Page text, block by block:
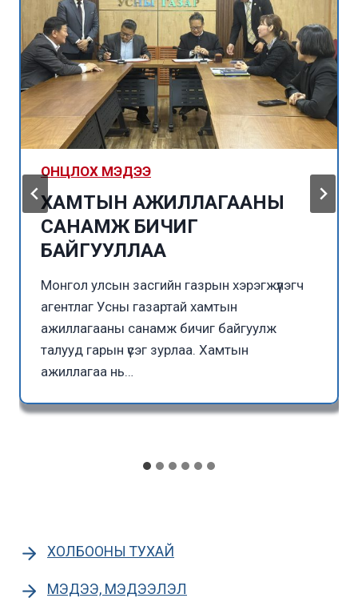
ОНЦЛОХ МЭДЭЭ
ХАМТЫН АЖИЛЛАГААНЫ
САНАМЖ БИЧИГ
БАЙГУУЛЛАА
Монгол улсын засгийн газрын хэрэгжүүлэгч
агентлаг Усны газартай хамтын
ажиллагааны санамж бичиг байгуулж
талууд гарын үсэг зурлаа. Хамтын
ажиллагаа нь…
ХОЛБООНЫ ТУХАЙ
МЭДЭЭ, МЭДЭЭЛЭЛ